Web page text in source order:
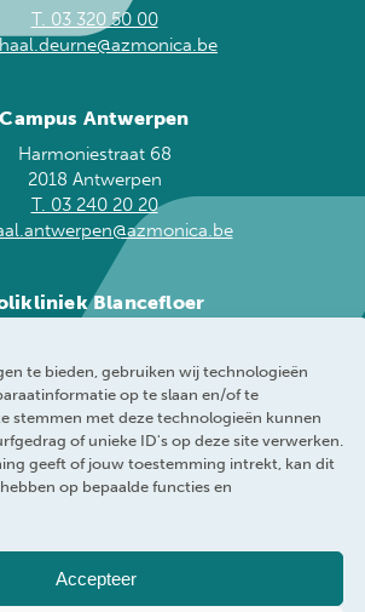
te bieden, gebruiken wij technologieën
op te slaan en/of te
stemmen met deze technologieën kunnen
of unieke ID's op deze site verwerken.
geeft of jouw toestemming intrekt, kan dit
op bepaalde functies en
Accepteer
T. 03 320 50 00
Campus Antwerpen
Harmoniestraat 68
2018 Antwerpen
T. 03 240 20 20
Blancefloer
2050 Antwerpen
T. 03 240 20 60
policy